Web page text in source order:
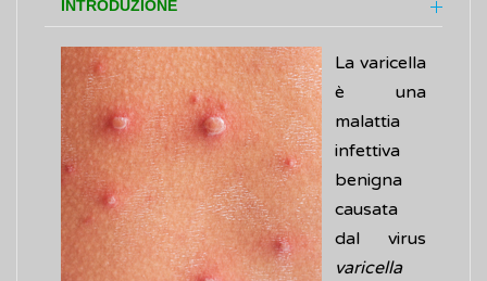
INTRODUZIONE
La varicella
è una
malattia
infettiva
benigna
causata
dal virus
varicella